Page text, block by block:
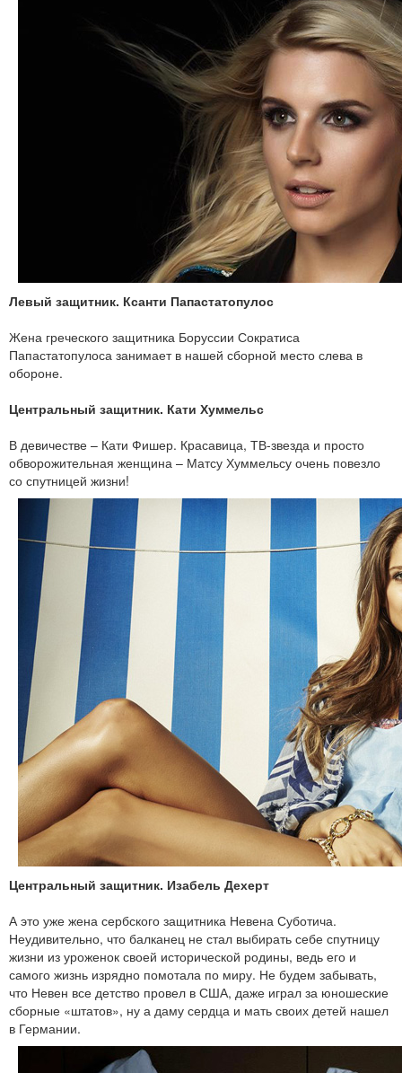
Левый защитник. Ксанти Папастатопулос
Жена греческого защитника Боруссии Сократиса
Папастатопулоса занимает в нашей сборной место слева в
обороне.
Центральный защитник. Кати Хуммельс
В девичестве – Кати Фишер. Красавица, ТВ-звезда и просто
обворожительная женщина – Матсу Хуммельсу очень повезло
со спутницей жизни!
Центральный защитник. Изабель Дехерт
А это уже жена сербского защитника Невена Суботича.
Неудивительно, что балканец не стал выбирать себе спутницу
жизни из уроженок своей исторической родины, ведь его и
самого жизнь изрядно помотала по миру. Не будем забывать,
что Невен все детство провел в США, даже играл за юношеские
сборные «штатов», ну а даму сердца и мать своих детей нашел
в Германии.